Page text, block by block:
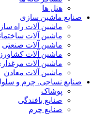
هتل ها
صنایع ماشین سازی
ماشین آلات راه سازی
ماشین آلات ساختمانی
ماشین آلات صنعتی
ماشین آلات کشاورزی
ماشین آلات مرغداری
ماشین آلات معادن
صنایع نساجی. چرم و سلولزی
پوشاک
صنایع بافندگی
صنایع چرم